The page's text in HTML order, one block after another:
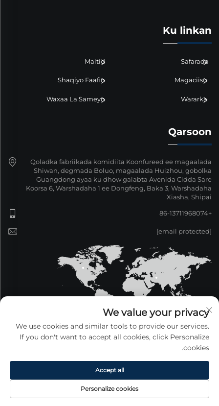
Ku linkan
Safarada
Qarsoon
Qoladka fabriikada komidiita Koonfureed ee magaalada
Shiwan, degmada Boluo, magaalada Huizhou, gobolka
Guangdong ayaa ku dhow galabta Avenida Cidda Sare
Koorsa 6, Warshadaha 1 ee Dongfeng, Baka 3, Warshadaha
Xiasha, Shipai
+86-13711968074
[email protected]
Copyright © 2025 Guangdong Xinzeyang Metal
xidhiidha. — Siyasetka Fararida
We value your privacy
We use cookies and similar tools to provide our services.
If you don't want to accept all cookies, click Personalize
cookies.
Personalize cookies
Accept all